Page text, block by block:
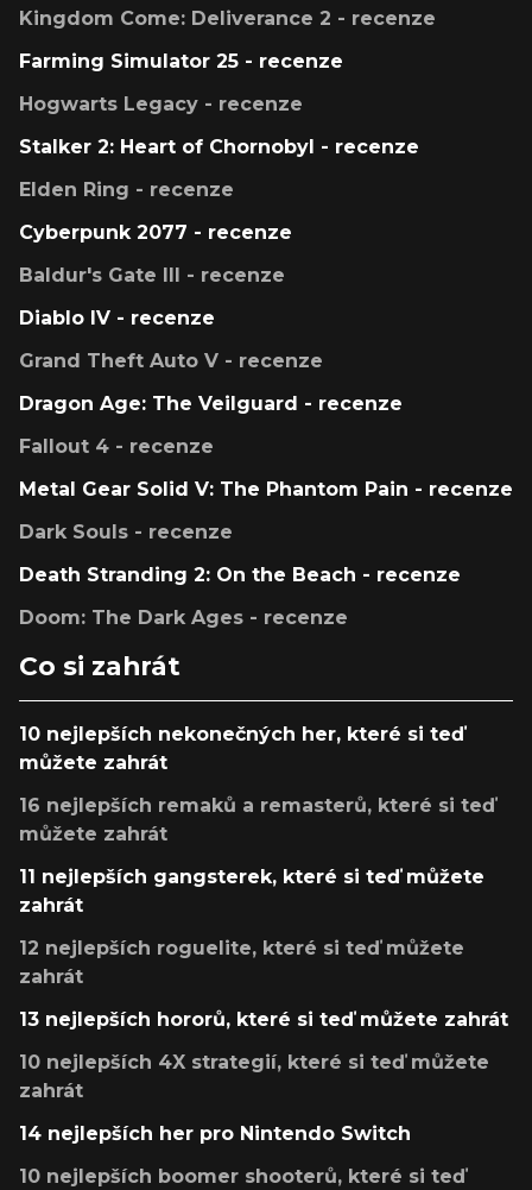
Kingdom Come: Deliverance 2 - recenze
Farming Simulator 25 - recenze
Hogwarts Legacy - recenze
Stalker 2: Heart of Chornobyl - recenze
Elden Ring - recenze
Cyberpunk 2077 - recenze
Baldur's Gate III - recenze
Diablo IV - recenze
Grand Theft Auto V - recenze
Dragon Age: The Veilguard - recenze
Fallout 4 - recenze
Metal Gear Solid V: The Phantom Pain - recenze
Dark Souls - recenze
Death Stranding 2: On the Beach - recenze
Doom: The Dark Ages - recenze
Co si zahrát
10 nejlepších nekonečných her, které si teď
můžete zahrát
16 nejlepších remaků a remasterů, které si teď
můžete zahrát
11 nejlepších gangsterek, které si teď můžete
zahrát
12 nejlepších roguelite, které si teď můžete
zahrát
13 nejlepších hororů, které si teď můžete zahrát
10 nejlepších 4X strategií, které si teď můžete
zahrát
14 nejlepších her pro Nintendo Switch
10 nejlepších boomer shooterů, které si teď